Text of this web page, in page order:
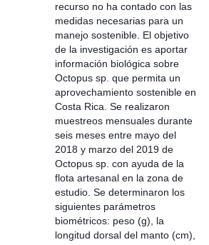
recurso no ha contado con las
medidas necesarias para un
manejo sostenible. El objetivo
de la investigación es aportar
información biológica sobre
Octopus sp. que permita un
aprovechamiento sostenible en
Costa Rica. Se realizaron
muestreos mensuales durante
seis meses entre mayo del
2018 y marzo del 2019 de
Octopus sp. con ayuda de la
flota artesanal en la zona de
estudio. Se determinaron los
siguientes parámetros
biométricos: peso (g), la
longitud dorsal del manto (cm),